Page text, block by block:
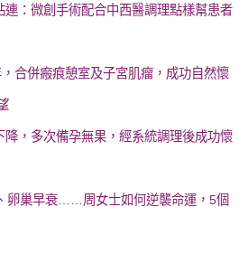
：微創手術配合中西醫調理點樣幫患者
合併瘢痕憩室及子宮肌瘤，成功自然懷
，多次備孕無果，經系統調理後成功懷
卵巢早衰……周女士如何逆襲命運，5個